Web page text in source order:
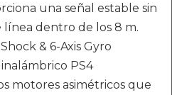
una señal estable sin
línea dentro de los 8 m.
& 6-Axis Gyro
PS4
motores asimétricos que